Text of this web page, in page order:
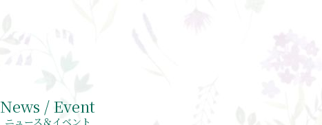
News / Event
ニュース＆イベント